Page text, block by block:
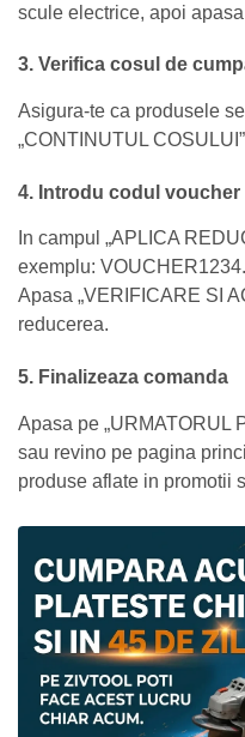
scule electrice, apoi
3. Verifica cosul de
Asigura-te ca produsele
„CONTINUTUL
4. Introdu codul voucher
In campul „APLICA
exemplu: VOUCHER1234.
Apasa „VERIFICARE SI
reducerea.
5. Finalizeaza comanda
Apasa pe „URMATORUL
sau revino pe pagina
produse aflate in promotii